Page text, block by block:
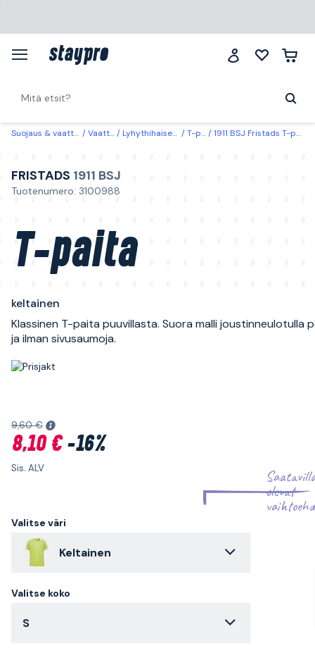
Suojaus & vaatteet Vaatteet Lyhythihaiset paidat T-paidat 1911 BSJ Fristads T-paita keltainen Keltainen
FRISTADS 1911 BSJ
Tuotenumero: 3100988
T-paita
keltainen
Klassinen T-paita puuvillasta. Suora malli joustinneulotulla
ja ilman sivusaumoja.
9,60 €
8,10 €-16%
Sis. ALV
olevat
Valitse väri
Keltainen
Valitse koko
S